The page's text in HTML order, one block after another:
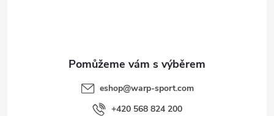
eshop@warp-sport.com
+420 568 824 200